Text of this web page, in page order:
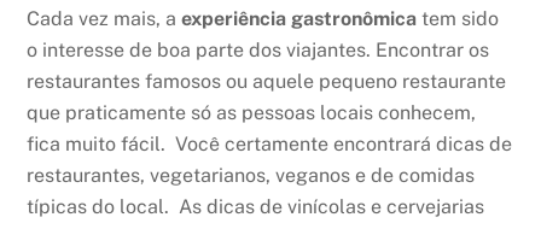
Cada vez mais, aexperiência gastronômica tem sido
o interesse de boa parte dos viajantes. Encontrar os
restaurantes famosos ou aquele pequeno restaurante
que praticamente só as pessoas locais conhecem,
fica muito fácil. Você certamente encontrará dicas de
restaurantes, vegetarianos, veganos e de comidas
típicas do local. As dicas de vinícolas e cervejarias